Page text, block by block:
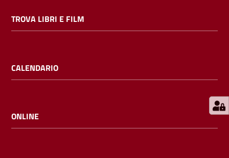
ragazzi
i
l
TROVA LIBRI E FILM
CALENDARIO
ONLINE